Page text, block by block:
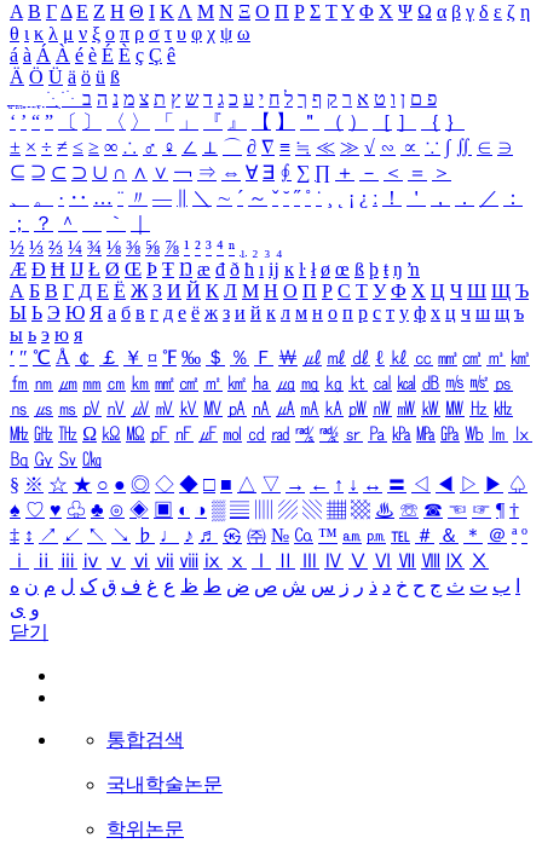
Α Β ΓΔ Ε Ζ Η Θ Ι ΚΛ Μ Ν Ξ Ο Π Ρ Σ ΤΥ Φ Χ Ψ Ω α β γ δ ε ζ η
θ ι κ λ μ ν ξ ο π ρ σ τ υ φ χ ψ ω
á à Á À é è É È ç Ç ê
Ä Ö Ü ä ö ü ß
ִֶֹ ֻּ ׁׂ פ ם ן ו ט א ר ק ף ך ל ח י ע כ ג ד ש ץ ת צ מ נ ה ב
‘ ’ “ ” 〔 〕 〈 〉 「 」 『 』 【 】 ＂ （ ） ［ ］ ｛ ｝
± × ÷ ≠ ≤ ≥ ∞ ∴ ♂ ♀ ∠ ⊥ ⌒ ∂ ∇ ≡ ≒ ≪ ≫ √ ∽ ∝ ∵ ∫ ∬ ∈ ∋
⊆ ⊇ ⊂ ⊃ ∪ ∩ ∧ ∨ ￢ ⇒ ⇔ ∀ ∃ ∮ ∑ ∏ ＋ － ＜ ＝
＞
、
。 · ‥ … ¨ 〃 ― ＼ ∼ ´ ～ ˇ ˘ ˝ ˚ ˙ ¸ ¡ ¿ ː ！ ＇ ， ． ／
：
；
？ ＾ ｀
½ ⅓ ⅔ ¼ ¾ ⅛ ⅜ ⅝ ⅞ ¹ ² ³ ⁴ ⁿ ₁ ₂ ₃ ₄
Æ Ð Ħ Ĳ Ł Ø Œ Þ Ŧ Ŋ æ đ ð ħ ı ĳ ĸ ŀ ł ø œ ß þ ŧ ŋ ŉ
А Б В Г Д Е Ё Ж З И Й К Л М Н О П Р С Т У Ф Х Ц Ч Ш Щ Ъ
Ы Ь Э Ю Я а б в г д е ё ж з и й к л м н о п р с т у ф х ц ч ш щ ъ
ы ь э ю я
′ ″ ℃ Å ￠ ￡ ￥ ¤ ℉ ‰ ＄ ％ Ｆ ￦ ㎕ ㎖ ㎗ ℓ ㎘ ㏄ ㎣ ㎤ ㎥ ㎦
㎙ ㎚ ㎛ ㎜ ㎝ ㎞ ㎟ ㎠ ㎡ ㎢ ㏊ ㎍ ㎎ ㎏ ㏏ ㎈ ㎉ ㏈ ㎧ ㎨ ㎰
㎱ ㎲ ㎳ ㎴ ㎵ ㎶ ㎷ ㎸ ㎹ ㎀ ㎁ ㎂ ㎃ ㎄ ㎺ ㎻ ㎽ ㎾ ㎿ ㎐ ㎑
㎒ ㎓ ㎔ Ω ㏀ ㏁ ㎊ ㎋ ㎌ ㏖ ㏅ ㎭ ㎮ ㎯ ㏛ ㎩ ㎪ ㎫ ㎬ ㏝ ㏐
㏓
㏃ ㏉ ㏜ ㏆
§ ※ ☆ ★ ○ ● ◎ ◇ ◆ □ ■ △ ▽ → ← ↑ ↓ ↔ 〓 ◁ ◀ ▷ ▶ ♤
♠ ♡ ♥ ♧ ♣ ⊙ ◈ ▣ ◐ ◑ ▒ ▤ ▨ ▧ ▦ ▩ ♨ ☏ ☎ ☜ ☞ ¶ †
‡ ↕ ↗ ↙ ↖ ↘ ♭ ♩ ♪ ♬ ㉿ ㈜ № ㏇ ™ ㏂ ㏘ ℡ ＃ ＆ ＊ ＠ ª º
ⅰ
ⅱ ⅲ ⅳ ⅴ ⅵ ⅶ ⅷ ⅸ ⅹ Ⅳ Ⅴ Ⅵ Ⅶ Ⅷ Ⅸ Ⅹ
ب ت ث ج ح خ د ذ ر ز س ش ص ض ط ظ ع غ ف ق ک ل م ن ه
و ی
닫기
통합검색
국내학술논문
학위논문